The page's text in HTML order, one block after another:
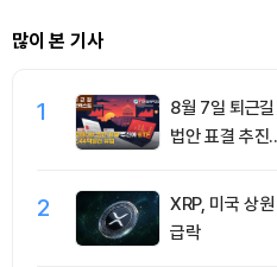
많이 본 기사
1
8월 7일 퇴근
법안 표결 추
2
XRP, 미국 상
급락